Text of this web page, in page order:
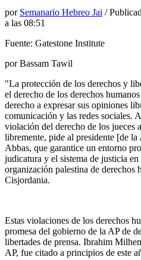
por Semanario Hebreo Jai /
a las 08:51
Fuente: Gatestone Institute
por Bassam Tawil
"La protección de los derechos y
el derecho de los derechos
derecho a expresar sus opiniones
comunicación y las redes sociales.
violación del derecho de los jueces
libremente, pide al presidente [de
Abbas, que garantice un entorno
judicatura y el sistema de justicia
organización palestina de derechos
Cisjordania.
Estas violaciones de los derechos
promesa del gobierno de la AP de
libertades de prensa. Ibrahim
AP, fue citado a principios de este